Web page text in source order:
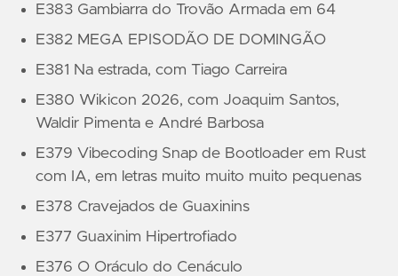
E383 Gambiarra do Trovão Armada em 64
E382 MEGA EPISODÃO DE DOMINGÃO
E381 Na estrada, com Tiago Carreira
E380 Wikicon 2026, com Joaquim Santos,
Waldir Pimenta e André Barbosa
E379 Vibecoding Snap de Bootloader em Rust
com IA, em letras muito muito muito pequenas
E378 Cravejados de Guaxinins
E377 Guaxinim Hipertrofiado
E376 O Oráculo do Cenáculo